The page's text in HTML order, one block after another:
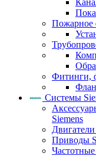
Пожарное
Фитинги,
Системы
Siemens
Приводы
Частотные